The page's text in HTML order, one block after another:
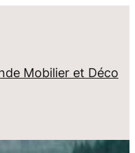
Mobilier et Déco